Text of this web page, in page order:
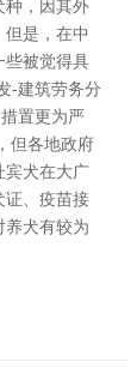
种，因其外
是，在中
些被觉得具
-建筑劳务分
置更为严
但各地政府
宾犬在大广
证、疫苗接
养犬有较为